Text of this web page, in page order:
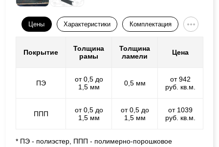
Цены Характеристики Комплектация
Покрытие
Толщина
рамы
Толщина
ламели
Цена
ПЭ
от 0,5 до
1,5 мм
0,5 мм
от 942
руб. кв.м.
ППП
от 0,5 до
1,5 мм
от 0,5 до
1,5 мм
от 1039
руб. кв.м.
* ПЭ - полиэстер, ППП - полимерно-порошковое